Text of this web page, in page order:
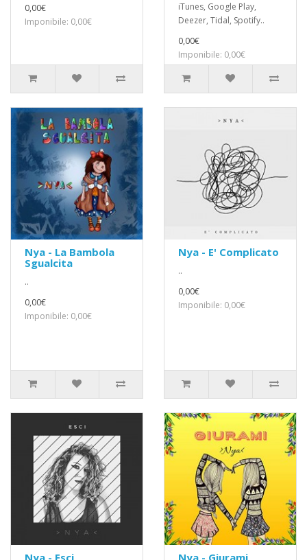
0,00€
Imponibile: 0,00€
iTunes, Google Play,
Deezer, Tidal, Spotify..
0,00€
Imponibile: 0,00€
Nya - La Bambola
Sgualcita
..
0,00€
Imponibile: 0,00€
Nya - E' Complicato
..
0,00€
Imponibile: 0,00€
Nya - Esci Nya - Giurami